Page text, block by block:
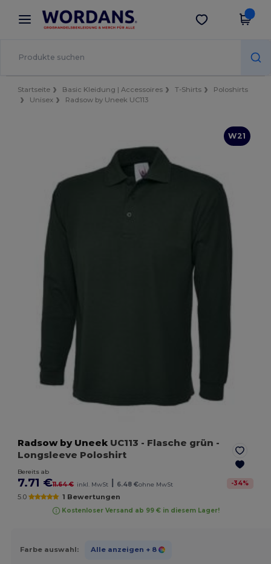
× Wordans App
Bessere Preise in der App!
App holen
Startseite Basic Kleidung | Accessoires T-Shirts
Poloshirts
Unisex
Radsow by Uneek UC113
W21
Radsow by Uneek UC113 - Flasche grün -
Longsleeve Poloshirt
Bereits ab
7.71 €11.64 € inkl. MwSt | 6.48 €ohne MwSt -34%
5.0 1 Bewertungen
Kostenloser Versand ab 99 € in diesem Lager!
Farbe auswahl: Alle anzeigen + 8